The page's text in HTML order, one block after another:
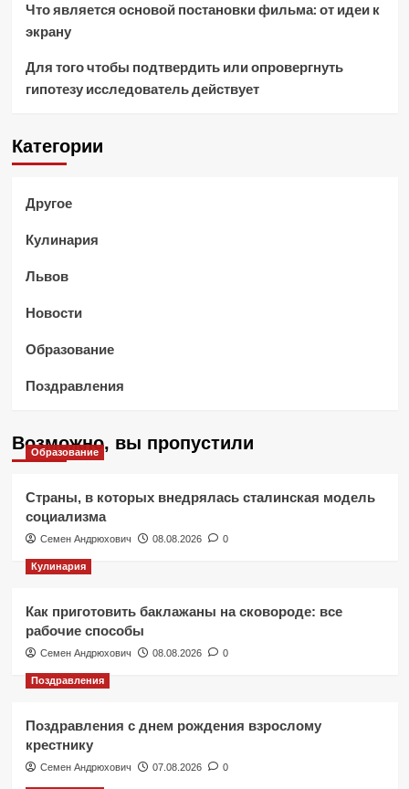
Что является основой постановки фильма: от идеи к
экрану
Для того чтобы подтвердить или опровергнуть
гипотезу исследователь действует
Категории
Другое
Кулинария
Львов
Новости
Образование
Поздравления
Возможно, вы пропустили
Образование
Страны, в которых внедрялась сталинская модель
социализма
Семен Андрюхович 08.08.2026 0
Кулинария
Как приготовить баклажаны на сковороде: все
рабочие способы
Семен Андрюхович 08.08.2026 0
Поздравления
Поздравления с днем рождения взрослому
крестнику
Семен Андрюхович 07.08.2026 0